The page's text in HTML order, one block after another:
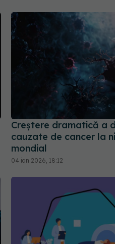
Creștere dramatică a
cauzate de cancer la
mondial
04 ian 2026, 18:12